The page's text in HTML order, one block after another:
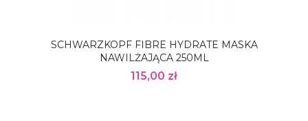
SCHWARZKOPF FIBRE HYDRATE MASKA
NAWILŻAJĄCA 250ML
115,00 zł